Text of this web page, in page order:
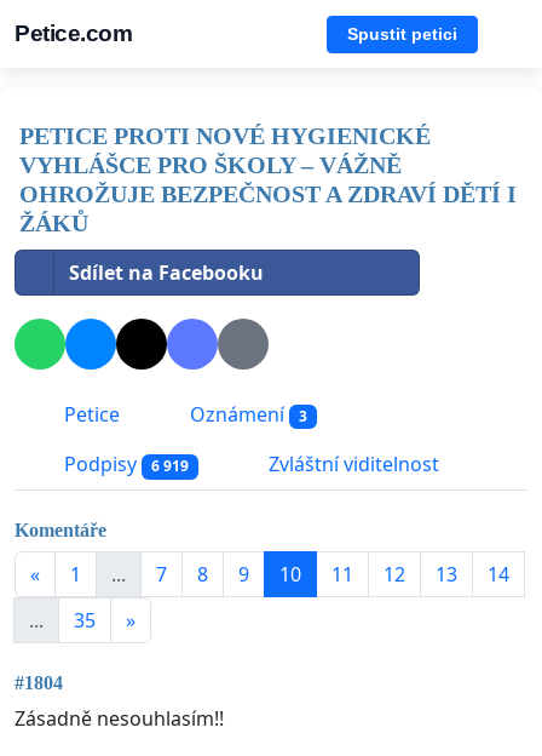
Petice.com Spustit petici
PETICE PROTI NOVÉ HYGIENICKÉ
VYHLÁŠCE PRO ŠKOLY – VÁŽNĚ
OHROŽUJE BEZPEČNOST A ZDRAVÍ DĚTÍ I
ŽÁKŮ
Sdílet na Facebooku
Petice Oznámení 3
Podpisy 6 919 Zvláštní viditelnost
Komentáře
« 1 ... 7 8 9 10 11 12 13
14
...
35 »
#1804
Zásadně nesouhlasím!!